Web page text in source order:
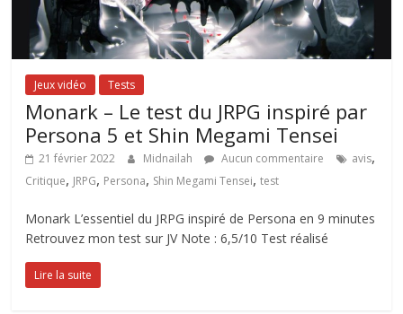
Jeux vidéo Tests
Monark – Le test du JRPG inspiré par
Persona 5 et Shin Megami Tensei
21 février 2022 Midnailah Aucun commentaire avis,
Critique, JRPG, Persona, Shin Megami Tensei,test
Monark L’essentiel du JRPG inspiré de Persona en 9 minutes
Retrouvez mon test sur JV Note : 6,5/10 Test réalisé
Lire la suite